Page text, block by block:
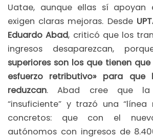
Uatae, aunque ellas sí apoyan
exigen claras mejoras. Desde
Eduardo Abad, criticó que los
ingresos desaparezcan,
superiores son los que tienen
esfuerzo retributivo» para que
reduzcan. Abad cree que la
“insuficiente” y trazó una
concretos: que con el
autónomos con ingresos de